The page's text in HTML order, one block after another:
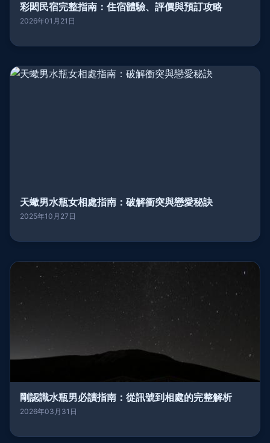
彩閎民宿完整指南：住宿體驗、評價與預訂攻略
2026年01月21日
天蠍男水瓶女相處指南：破解衝突與戀愛秘訣
2025年10月27日
剛認識水瓶男必讀指南：從訊號到相處的完整解析
2026年03月31日